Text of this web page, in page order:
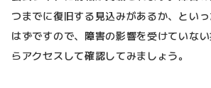
つまでに復旧する見込みがあるか、とい
はずですので、障害の影響を受けていな
らアクセスして確認してみましょう。